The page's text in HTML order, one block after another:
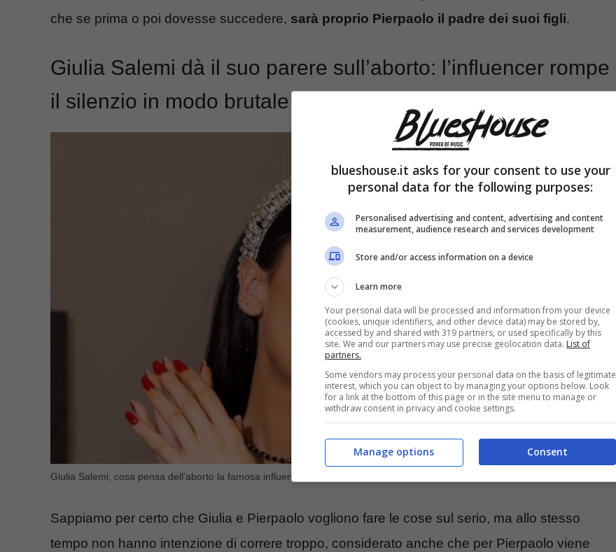
che se prima o poi dovesse succedere, sarà proprio Pierpaolo il padre dei suoi figli.
Giulia Salemi dà il suo parere sull’aborto: l’influencer rompe
il silenzio in modo brutale
Giulia Salemi, cosa pensa dell’aborto la famosa influencer – instagram Giulia Salemi – blueshouse.it
Sappiamo per certo che Giulia e Pierpaolo vogliono fare le cose sul serio, ma allo stesso
tempo non hanno intenzione di correre troppo, considerato anche che per Pierpaolo viene
blueshouse.it asks for your consent to use your
personal data for the following purposes:
Personalised advertising and content, advertising and content
measurement, audience research and services development
Store and/or access information on a device
Learn more
Your personal data will be processed and information from your device
(cookies, unique identifiers, and other device data) may be stored by,
accessed by and shared with 319 partners, or used specifically by this
site. We and our partners may use precise geolocation data. List of
partners.
Some vendors may process your personal data on the basis of legitimate
interest, which you can object to by managing your options below. Look
for a link at the bottom of this page or in the site menu to manage or
withdraw consent in privacy and cookie settings.
Consent
Manage options